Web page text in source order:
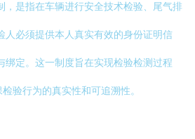
，是指在车辆进行安全技术检验、尾气排
人必须提供本人真实有效的身份证明信
绑定。这一制度旨在实现检验检测过程
验行为的真实性和可追溯性。